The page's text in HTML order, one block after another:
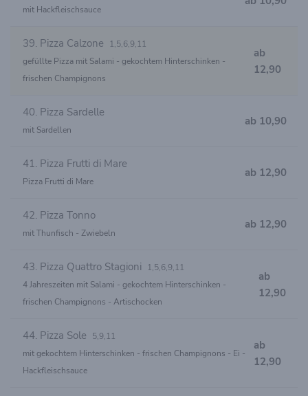
mit Hackfleischsauce
39. Pizza Calzone
1,5,6,9,11
gefüllte Pizza mit Salami - gekochtem Hinterschinken -
frischen Champignons
ab
12,90
40. Pizza Sardelle
mit Sardellen
ab 10,90
41. Pizza Frutti di Mare
Pizza Frutti di Mare
ab 12,90
42. Pizza Tonno
mit Thunfisch - Zwiebeln
ab 12,90
43. Pizza Quattro Stagioni
1,5,6,9,11
4 Jahreszeiten mit Salami - gekochtem Hinterschinken -
frischen Champignons - Artischocken
ab
12,90
44. Pizza Sole
5,9,11
mit gekochtem Hinterschinken - frischen Champignons - Ei -
Hackfleischsauce
ab
12,90